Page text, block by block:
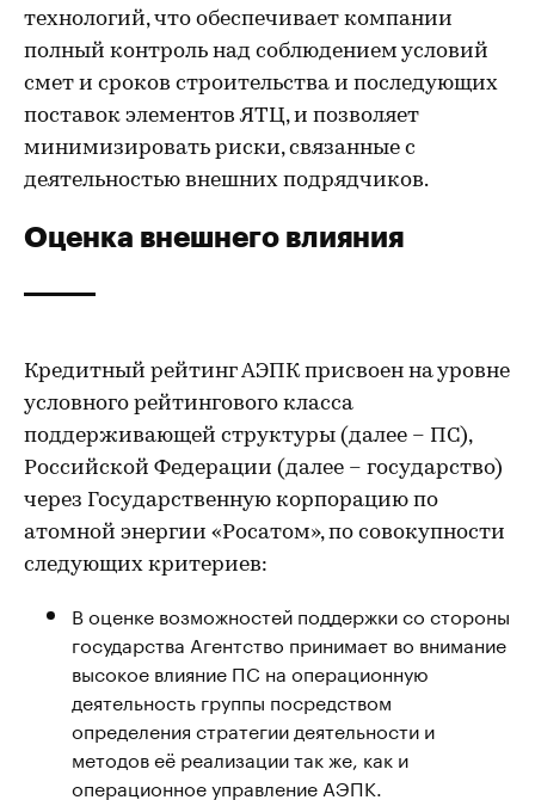
технологий, что обеспечивает компании
полный контроль над соблюдением условий
смет и сроков строительства и последующих
поставок элементов ЯТЦ, и позволяет
минимизировать риски, связанные с
деятельностью внешних подрядчиков.
Оценка внешнего влияния
Кредитный рейтинг АЭПК присвоен на уровне
условного рейтингового класса
поддерживающей структуры (далее – ПС),
Российской Федерации (далее – государство)
через Государственную корпорацию по
атомной энергии «Росатом», по совокупности
следующих критериев:
В оценке возможностей поддержки со стороны
государства Агентство принимает во внимание
высокое влияние ПС на операционную
деятельность группы посредством
определения стратегии деятельности и
методов её реализации так же, как и
операционное управление АЭПК.